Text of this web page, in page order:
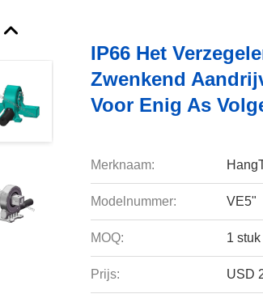
IP66 Het
Zwenkend
Voor Enig As
Merknaam:
Modelnummer: VE5"
MOQ: 1 stuk
Prijs: USD